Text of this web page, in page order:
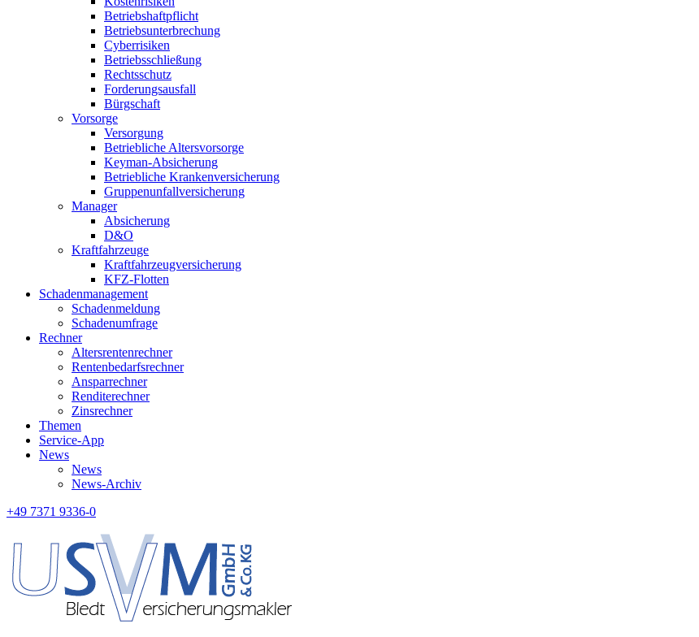
Betriebshaftpflicht
Betriebsunterbrechung
Cyberrisiken
Betriebsschließung
Rechtsschutz
Forderungsausfall
Bürgschaft
Vorsorge
Versorgung
Betriebliche Altersvorsorge
Keyman-Absicherung
Betriebliche Krankenversicherung
Gruppenunfallversicherung
Manager
Absicherung
D&O
Kraftfahrzeuge
Kraftfahrzeugversicherung
KFZ-Flotten
Schadenmanagement
Schadenmeldung
Schadenumfrage
Rechner
Altersrentenrechner
Rentenbedarfsrechner
Ansparrechner
Renditerechner
Zinsrechner
Themen
Service-App
News
News
News-Archiv
+49 7371 9336-0